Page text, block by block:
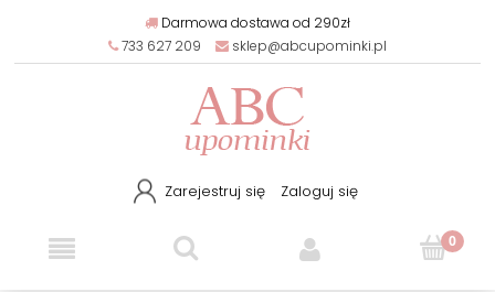
Darmowa dostawa od 290zł
733 627 209
sklep@abcupominki.pl
Zarejestruj się Zaloguj się